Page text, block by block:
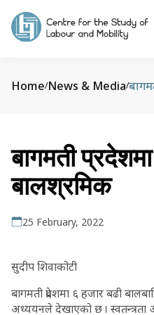
Home/News & Media/
बागमती
बालश्रमिक
25 February, 2022
सुदीप शिवाकोटी
बागमती प्रदेशमा ६ हजार बढी
अध्ययनले देखाएको छ ।